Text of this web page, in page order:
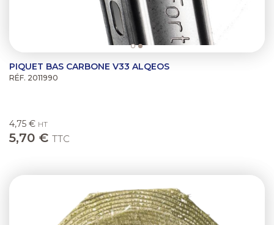
PIQUET BAS CARBONE V33 ALQEOS
RÉF. 2011990
4,75 € HT
5,70 € TTC